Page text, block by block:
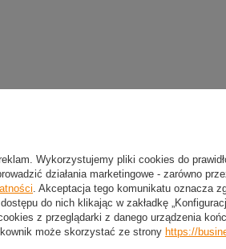
2 Letnia Gwarancja
Wykorzystujemy pliki cookies do
działania marketingowe - zarówno
. Akceptacja tego komunikatu oznacza
do nich klikając w zakładkę
z przeglądarki z danego urządzenia
może skorzystać ze strony https://